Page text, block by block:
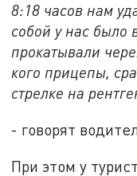
8:18 часов нам
собой у нас было
прокатывали
кого прицепы,
стрелке на
- говорят
При этом у